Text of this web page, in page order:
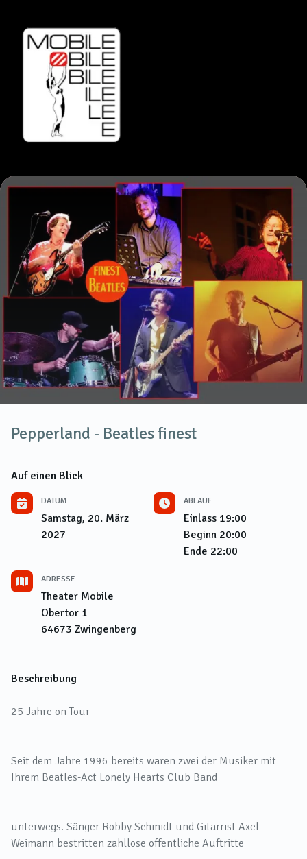
Pepperland - Beatles finest
Auf einen Blick
DATUM
Samstag, 20. März
2027
ABLAUF
Einlass 19:00
Beginn 20:00
Ende 22:00
ADRESSE
Theater Mobile
Obertor 1
64673 Zwingenberg
Beschreibung
25 Jahre on Tour
Seit dem Jahre 1996 bereits waren zwei der Musiker mit
Ihrem Beatles-Act Lonely Hearts Club Band
unterwegs. Sänger Robby Schmidt und Gitarrist Axel
Weimann bestritten zahllose öffentliche Auftritte